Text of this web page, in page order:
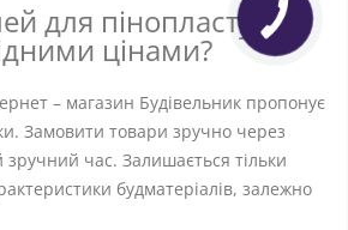
для пінопласту в
цінами?
– магазин Будівельник пропонує
Замовити товари зручно через
зручний час. Залишається тільки
будматеріалів, залежно